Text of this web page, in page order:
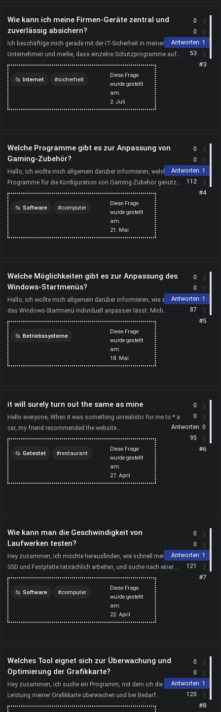
Wie kann ich meine Firmen-Geräte zentral und
zuverlässig absichern?
Ich beschäftige mich gerade mit der IT-Sicherheit in meinem
Unternehmen und merke, dass einzelne Schutzprogramme auf
PCs, Servern oder Mobilgeräten schnell unübersichtlic...
Diese Frage
wurde gestellt
am:
2. Juli
Internet sicherheit
0
0
Antworten: 1
53
#3
Welche Programme gibt es zur Anpassung von
Gaming-Zubehör?
Hallo, ich wollte mich allgemein darüber informieren, welche
Programme für die Konfiguration von Gaming-Zubehör genutzt
werden können. Mich interessieren vor allem Funkti...
Diese Frage
wurde gestellt
am:
21. Mai
Software computer
0
0
Antworten: 1
112
#4
Welche Möglichkeiten gibt es zur Anpassung des
Windows-Startmenüs?
Hallo, ich wollte mich allgemein darüber informieren, wie sich
das Windows-Startmenü individuell anpassen lässt. Mich
interessieren vor allem klassische Menüdesigns und z...
Diese Frage
wurde gestellt
am:
18. Mai
Betriebssysteme
0
0
Antworten: 1
87
#5
it will surely turn out the same as mine
Hello everyone, When it was something unrealistic for me to * a
car, my friend recommended the website
https://thecasinobossy.com to me and I started making money
in 1 h...
Diese Frage
wurde gestellt
am:
27. April
Getestet restaurant
computer
0
0
Antworten: 0
95
#6
Wie kann man die Geschwindigkeit von
Laufwerken testen?
Hey zusammen, ich möchte herausfinden, wie schnell meine
SSD und Festplatte tatsächlich arbeiten, und suche nach einer
geeigneten Methode, um Lese- und Schreibgeschwindig...
Diese Frage
wurde gestellt
am:
22. April
Software computer
0
0
Antworten: 1
121
#7
Welches Tool eignet sich zur Überwachung und
Optimierung der Grafikkarte?
Hey zusammen, ich suche ein Programm, mit dem ich die
Leistung meiner Grafikkarte überwachen und bei Bedarf
anpassen kann. Wichtig sind mir Funktionen wie
0
0
Antworten: 1
120
#8